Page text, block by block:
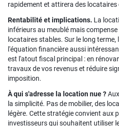
rapidement et attirera des locataires
Rentabilité et implications. La
inférieurs au meublé mais
locataires stables. Sur le long
l'équation financière aussi
est l'atout fiscal principal : en
travaux de vos revenus et réduire
imposition.
À qui s'adresse la location nue ?
la simplicité. Pas de mobilier, des
légère. Cette stratégie convient aux
investisseurs qui souhaitent utiliser